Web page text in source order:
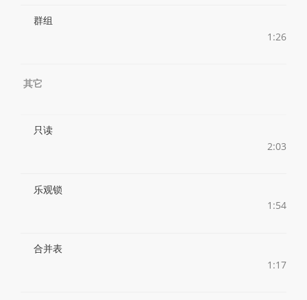
群组
1:26
其它
只读
2:03
乐观锁
1:54
合并表
1:17